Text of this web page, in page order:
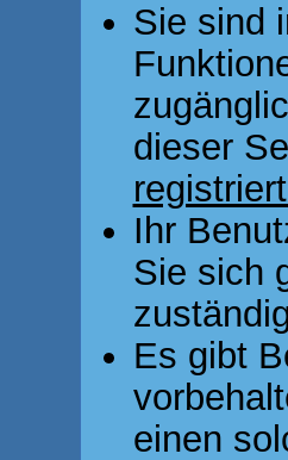
Sie sind
dieser
Ihr
Sie sich
Es gibt
einen